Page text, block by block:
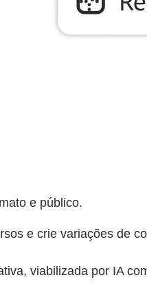
e público.
e crie variações de
viabilizada por IA